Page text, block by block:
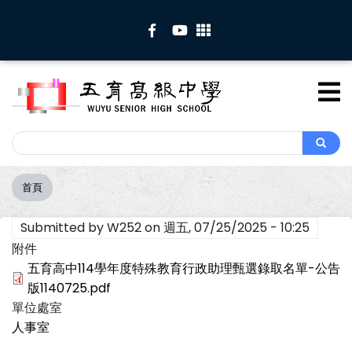
內
Search
Search
導
航
連
結
首頁
Submitted byW252on週五, 07/25/2025 - 10:25
附件
五育高中114學年度特殊教育行政助理甄選錄取名單-公告
版1140725.pdf
單位處室
人事室